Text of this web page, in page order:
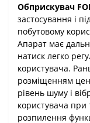
Обприскувач
застосування і
побутовому
Апарат має
натиск легко
користувача.
розміщенням
рівень шуму і
користувача
розпилення